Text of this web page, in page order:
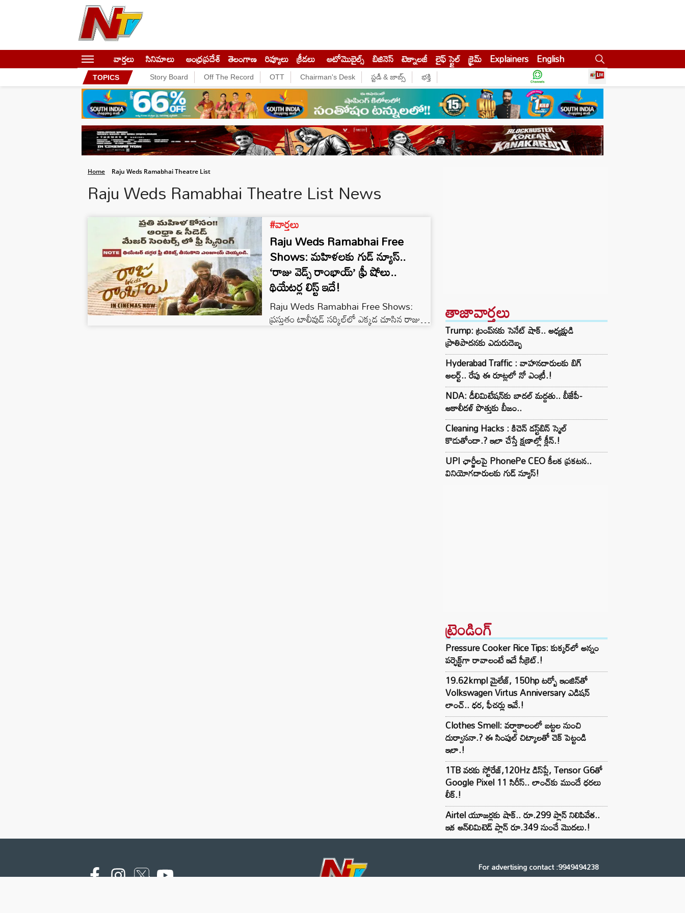
వార్తలు సినిమాలు ఆంధ్రప్రదేశ్ తెలంగాణ రివ్యూలు క్రీడలు ఆటోమొబైల్స్ బిజినెస్‌ టెక్నాలజీ లైఫ్ స్టైల్ క్రైమ్ Explainers English
TOPICS Story Board Off The Record OTT Chairman's Desk స్టడీ & జాబ్స్ భక్తి
Home Raju Weds Ramabhai Theatre List
Raju Weds Ramabhai Theatre List News
#వార్తలు
Raju Weds Ramabhai Free
Shows: మహిళలకు గుడ్ న్యూస్..
‘రాజు వెడ్స్ రాంభాయ్’ ఫ్రీ షోలు..
థియేటర్ల లిస్ట్ ఇదే!
Raju Weds Ramabhai Free Shows:
ప్రస్తుతం టాలీవుడ్ సర్కిల్‌లో ఎక్కడ చూసిన రాజు
వెడ్స్ రాంభాయ్ సినిమా చర్చే జరుగుతుంది. చిన్న
తాజావార్తలు
Trump: ట్రంప్‌నకు సెనేట్ షాక్.. అధ్యక్షుడి
ప్రాతిపాదనకు ఎదురుదెబ్బ
Hyderabad Traffic : వాహనదారులకు బిగ్
అలర్ట్.. రేపు ఈ రూట్లలో నో ఎంట్రీ.!
NDA: డీలిమిటేషన్‌కు బాదల్ మద్దతు.. బీజేపీ-
అకాలీదళ్ పొత్తుకు బీజం..
Cleaning Hacks : కిచెన్ డస్ట్‌బిన్ స్మెల్
కొడుతోందా.? ఇలా చేస్తే క్షణాల్లో క్లీన్.!
UPI ఛార్జీలపై PhonePe CEO కీలక ప్రకటన..
వినియోగదారులకు గుడ్ న్యూస్!
ట్రెండింగ్‌
Pressure Cooker Rice Tips: కుక్కర్‌లో అన్నం
పర్ఫెక్ట్‌గా రావాలంటే ఇదే సీక్రెట్.!
19.62kmpl మైలేజ్, 150hp టర్బో ఇంజిన్‌తో
Volkswagen Virtus Anniversary ఎడిషన్
లాంచ్.. ధర, ఫీచర్లు ఇవే.!
Clothes Smell: వర్షాకాలంలో బట్టల నుంచి
దుర్వాసనా.? ఈ సింపుల్ చిట్కాలతో చెక్ పెట్టండి
ఇలా.!
1TB వరకు స్టోరేజ్,120Hz డిస్‌ప్లే, Tensor G6తో
Google Pixel 11 సిరీస్.. లాంచ్⁭కు ముందే ధరలు
లీక్.!
Airtel యూజర్లకు షాక్.. రూ.299 ప్లాన్ నిలిపివేత..
ఇక అన్‌లిమిటెడ్ ప్లాన్ రూ.349 నుంచే మొదలు.!
For advertising contact :9949494238
Email: digital@ntvnetwork.com